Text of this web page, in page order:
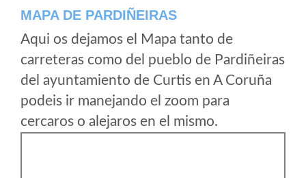
MAPA DE PARDIÑEIRAS
Aqui os dejamos el Mapa tanto de
carreteras como del pueblo de Pardiñeiras
del ayuntamiento de Curtis en A Coruña
podeis ir manejando el zoom para
cercaros o alejaros en el mismo.